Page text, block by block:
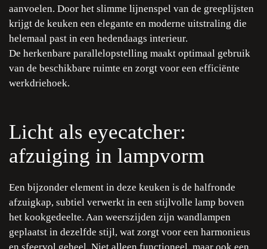
aanvoelen. Door het slimme lijnenspel van de greeplijsten
krijgt de keuken een elegante en moderne uitstraling die
helemaal past in een hedendaags interieur.
De herkenbare parallelopstelling maakt optimaal gebruik
van de beschikbare ruimte en zorgt voor een efficiënte
werkdriehoek.
Licht als eyecatcher:
afzuiging in lampvorm
Een bijzonder element in deze keuken is de halfronde
afzuigkap, subtiel verwerkt in een stijlvolle lamp boven
het kookgedeelte. Aan weerszijden zijn wandlampen
geplaatst in dezelfde stijl, wat zorgt voor een harmonieus